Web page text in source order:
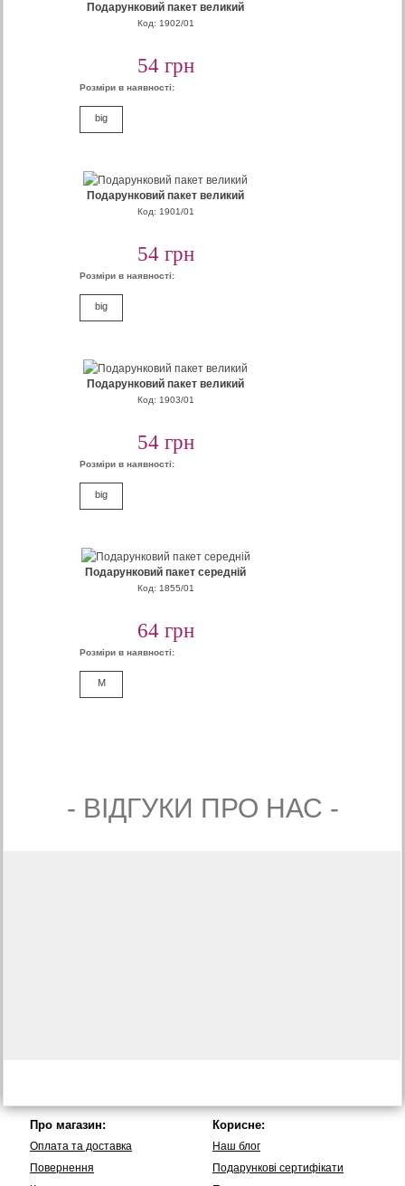
Подарунковий пакет великий
Код: 1902/01
54 грн
Розміри в наявності:
big
Подарунковий пакет великий
Код: 1901/01
54 грн
Розміри в наявності:
big
Подарунковий пакет великий
Код: 1903/01
54 грн
Розміри в наявності:
big
Подарунковий пакет середній
Код: 1855/01
64 грн
Розміри в наявності:
M
- ВIДГУКИ ПРО НАС -
Про магазин:
Оплата та доставка
Повернення
Корисне:
Наш блог
Подарункові сертифікати